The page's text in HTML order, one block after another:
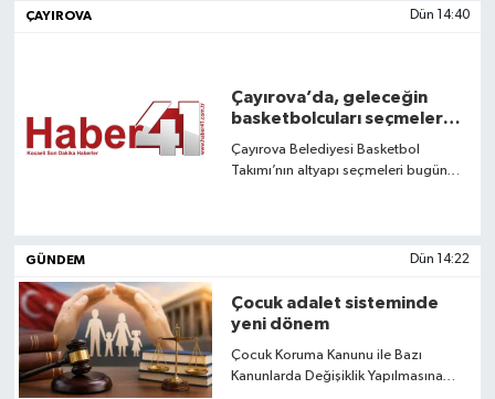
ÇAYIROVA Dün 14:40
Çayırova’da, geleceğin
basketbolcuları seçmelerde
Çayırova Belediyesi Basketbol
Takımı’nın altyapı seçmeleri bugün
GÜNDEM Dün 14:22
Çocuk adalet sisteminde
yeni dönem
Çocuk Koruma Kanunu ile Bazı
Kanunlarda Değişiklik Yapılmasına